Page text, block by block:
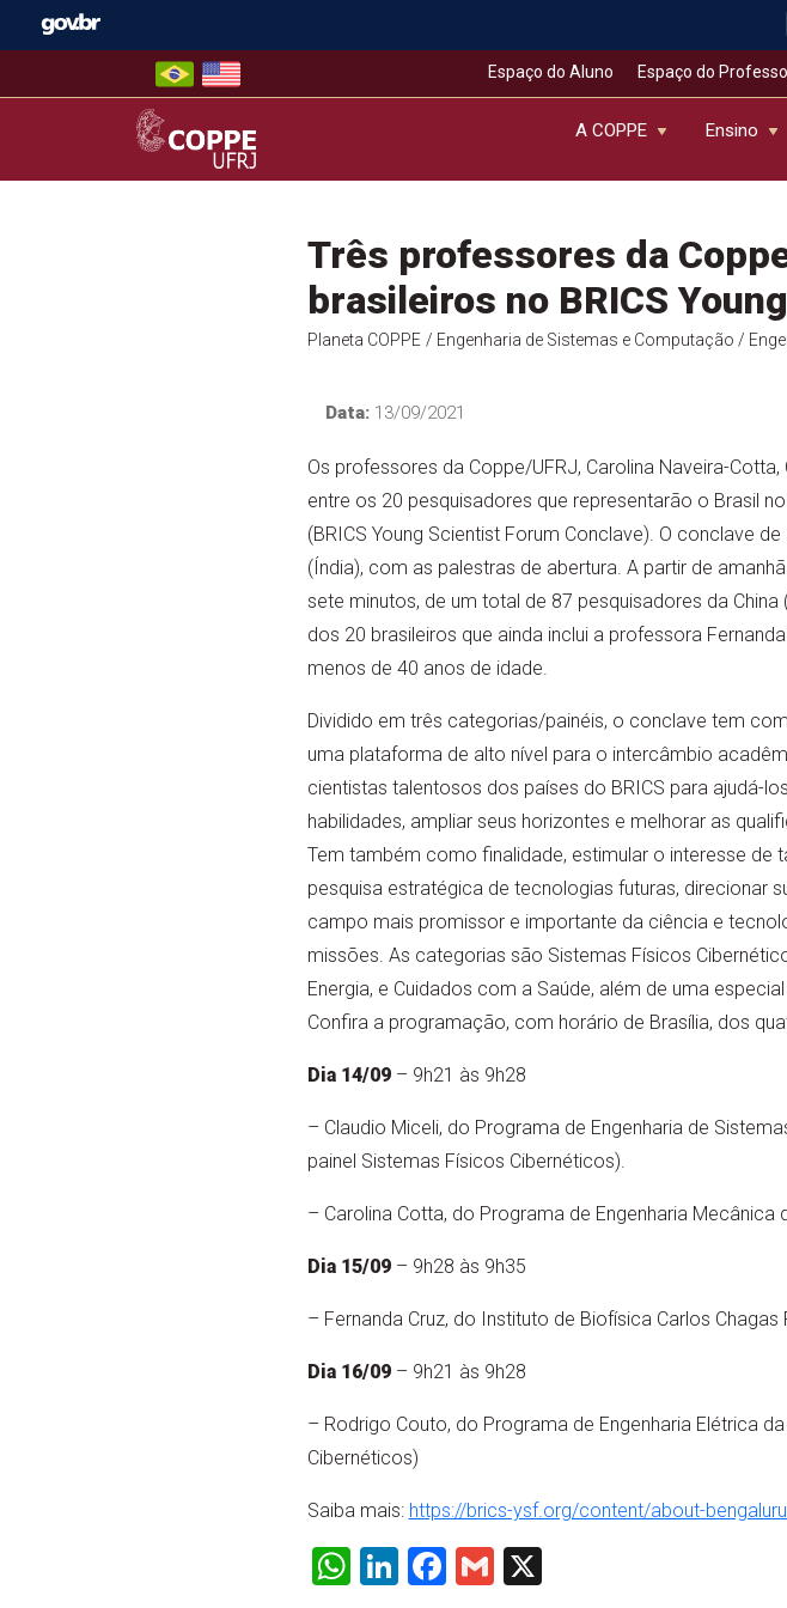
Espaço do Aluno Espaço do
COPPE – UFRJ
A COPPE Ensino
Três professores da
brasileiros no BRICS
Planeta COPPE / Engenharia de Sistemas e Computação /
Data:13/09/2021
Os professores da Coppe/UFRJ, Carolina Naveira-
entre os 20 pesquisadores que representarão o Brasil
(BRICS Young Scientist Forum Conclave). O conclave
(Índia), com as palestras de abertura. A partir de
sete minutos, de um total de 87 pesquisadores da
dos 20 brasileiros que ainda inclui a professora
menos de 40 anos de idade.
Dividido em três categorias/painéis, o conclave tem
uma plataforma de alto nível para o intercâmbio
cientistas talentosos dos países do BRICS para ajudá-
habilidades, ampliar seus horizontes e melhorar as
Tem também como finalidade, estimular o interesse de
pesquisa estratégica de tecnologias futuras, direcionar
campo mais promissor e importante da ciência e
missões. As categorias são Sistemas Físicos
Energia, e Cuidados com a Saúde, além de uma
Confira a programação, com horário de Brasília, dos
Dia 14/09 – 9h21 às 9h28
– Claudio Miceli, do Programa de Engenharia de
painel Sistemas Físicos Cibernéticos).
– Carolina Cotta, do Programa de Engenharia
Dia 15/09– 9h28 às 9h35
– Fernanda Cruz, do Instituto de Biofísica Carlos
Dia 16/09– 9h21 às 9h28
– Rodrigo Couto, do Programa de Engenharia Elétrica
Cibernéticos)
Saiba mais: https://brics-ysf.org/content/about-
WhatsApp
LinkedIn
Facebook
Gmail
X